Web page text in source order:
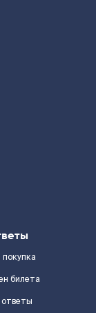
билета
ответы